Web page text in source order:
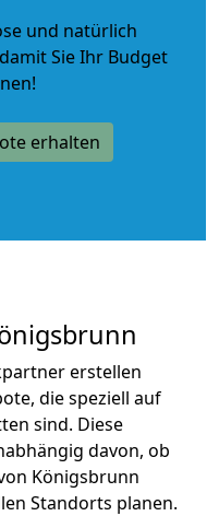
und natürlich
Sie Ihr Budget
erhalten
erstellen
die speziell auf
sind. Diese
davon, ob
Königsbrunn
Standorts planen.